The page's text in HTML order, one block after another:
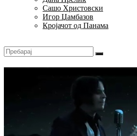
Сашо Христовски
Игор Џамбазов
Кројачот од Панама